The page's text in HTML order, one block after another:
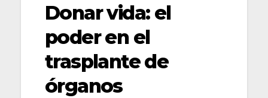
Donar vida: el
poder en el
trasplante de
órganos